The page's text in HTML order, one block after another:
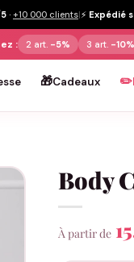
· +10 000 clients|⚡ Expédié
: 2 art. -5% 3 art. -10%
🎁Cadeaux ✏️
Body
À partir de